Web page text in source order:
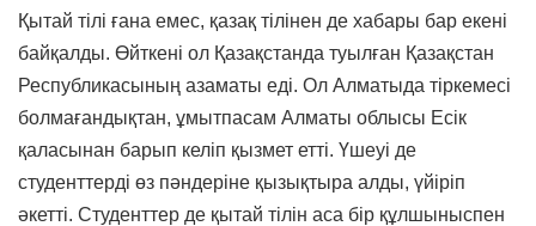
Қытай тілі ғана емес, қазақ тілінен де хабары бар екені
байқалды. Өйткені ол Қазақстанда туылған Қазақстан
Республикасының азаматы еді. Ол Алматыда тіркемесі
болмағандықтан, ұмытпасам Алматы облысы Есік
қаласынан барып келіп қызмет етті. Үшеуі де
студенттерді өз пәндеріне қызықтыра алды, үйіріп
әкетті. Студенттер де қытай тілін аса бір құлшыныспен